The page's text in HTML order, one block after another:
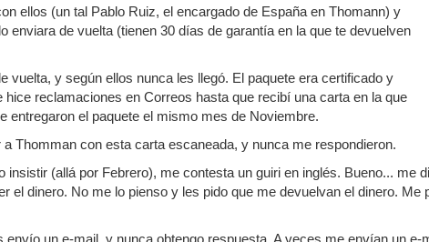
ellos (un tal Pablo Ruiz, el encargado de España en Thomann) y
enviara de vuelta (tienen 30 días de garantía en la que te devuelven
vuelta, y según ellos nunca les llegó. El paquete era certificado y
hice reclamaciones en Correos hasta que recibí una carta en la que
entregaron el paquete el mismo mes de Noviembre.
a Thomman con esta carta escaneada, y nunca me respondieron.
insistir (allá por Febrero), me contesta un guiri en inglés. Bueno... me
el dinero. No me lo pienso y les pido que me devuelvan el dinero.